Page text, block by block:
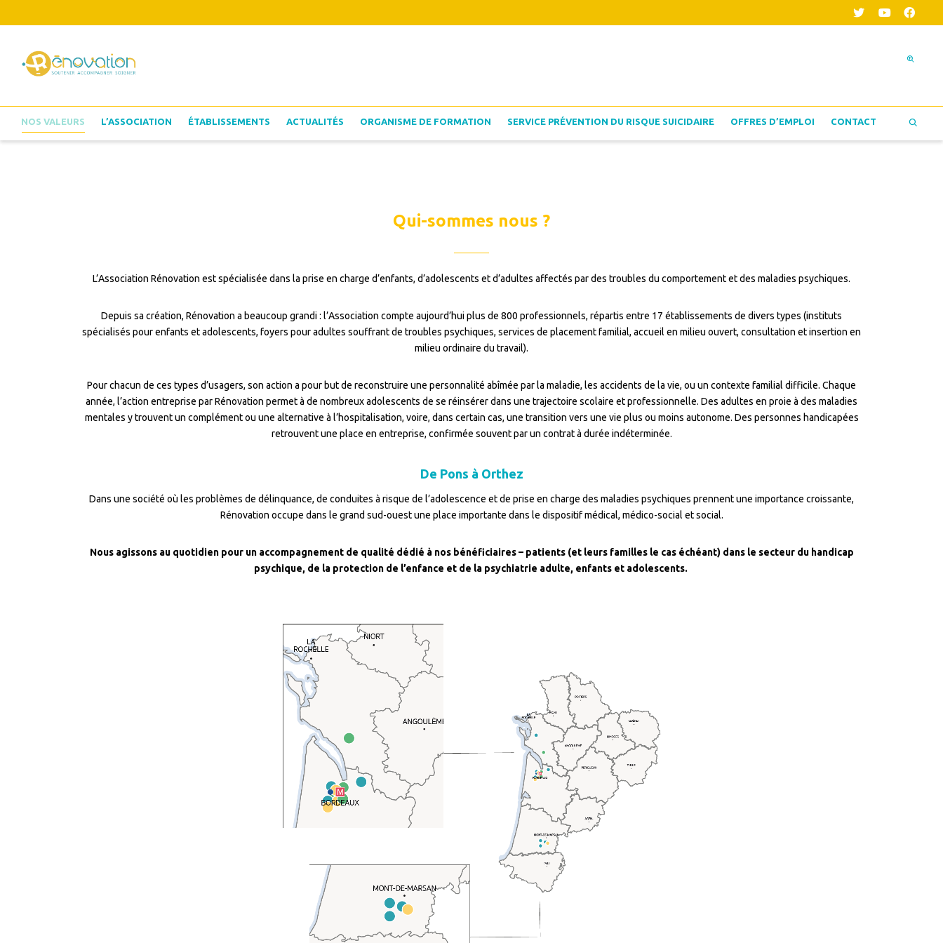
NOS VALEURS L’ASSOCIATION ÉTABLISSEMENTS ACTUALITÉS ORGANISME DE FORMATION SERVICE PRÉVENTION DU RISQUE SUICIDAIRE OFFRES D’EMPLOI CONTACT
Qui-sommes nous ?
L’Association Rénovation est spécialisée dans la prise en charge d’enfants, d’adolescents et d’adultes affectés par des troubles du comportement et des maladies psychiques.
Depuis sa création, Rénovation a beaucoup grandi : l’Association compte aujourd’hui plus de 800 professionnels, répartis entre 17 établissements de divers types (instituts
spécialisés pour enfants et adolescents, foyers pour adultes souffrant de troubles psychiques, services de placement familial, accueil en milieu ouvert, consultation et insertion en
milieu ordinaire du travail).
Pour chacun de ces types d’usagers, son action a pour but de reconstruire une personnalité abîmée par la maladie, les accidents de la vie, ou un contexte familial difficile. Chaque
année, l’action entreprise par Rénovation permet à de nombreux adolescents de se réinsérer dans une trajectoire scolaire et professionnelle. Des adultes en proie à des maladies
mentales y trouvent un complément ou une alternative à l’hospitalisation, voire, dans certain cas, une transition vers une vie plus ou moins autonome. Des personnes handicapées
retrouvent une place en entreprise, confirmée souvent par un contrat à durée indéterminée.
De Pons à Orthez
Dans une société où les problèmes de délinquance, de conduites à risque de l’adolescence et de prise en charge des maladies psychiques prennent une importance croissante,
Rénovation occupe dans le grand sud-ouest une place importante dans le dispositif médical, médico-social et social.
Nous agissons au quotidien pour un accompagnement de qualité dédié à nos bénéficiaires – patients (et leurs familles le cas échéant) dans le secteur du handicap
psychique, de la protection de l’enfance et de la psychiatrie adulte, enfants et adolescents.